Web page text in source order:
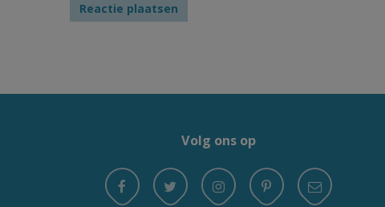
Volg ons op